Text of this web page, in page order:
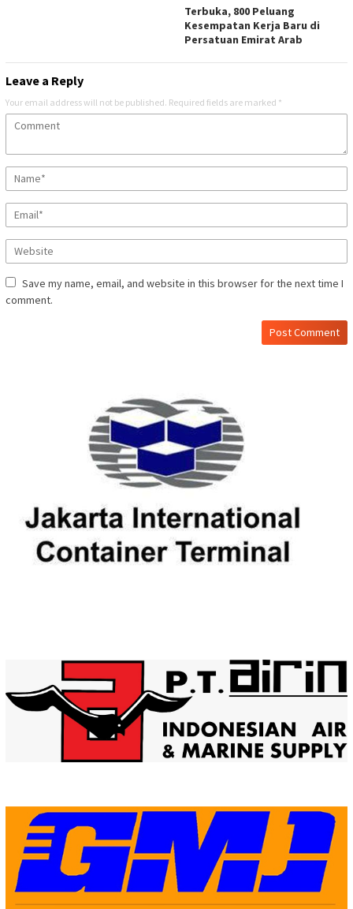
Terbuka, 800 Peluang
Kesempatan Kerja Baru di
Persatuan Emirat Arab
Leave a Reply
Your email address will not be published. Required fields are marked *
Save my name, email, and website in this browser for the next time I
comment.